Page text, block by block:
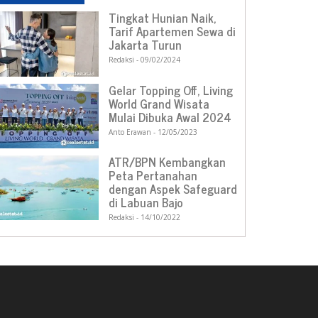
Tingkat Hunian Naik,
Tarif Apartemen Sewa di
Jakarta Turun
Redaksi 09/02/2024
Gelar Topping Off, Living
World Grand Wisata
Mulai Dibuka Awal 2024
Anto Erawan 12/05/2023
ATR/BPN Kembangkan
Peta Pertanahan
dengan Aspek Safeguard
di Labuan Bajo
Redaksi 14/10/2022